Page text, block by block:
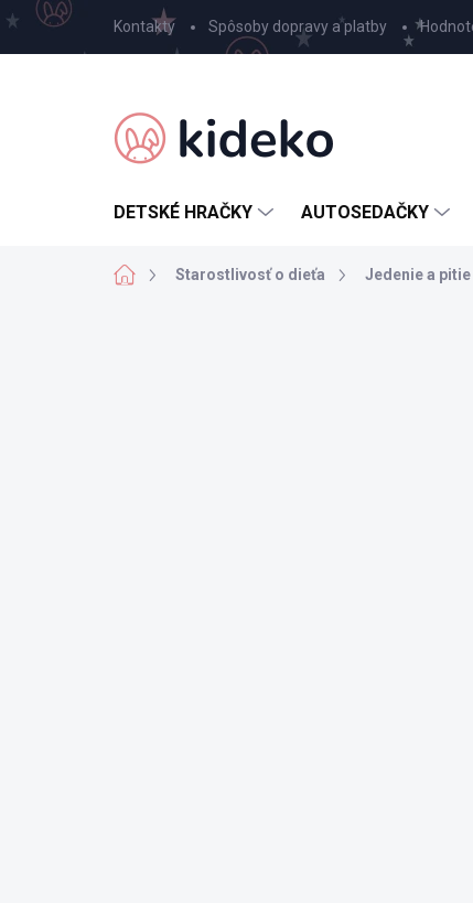
Prejsť
na
obsah
Kontakty Spôsoby dopravy a platby
DETSKÉ HRAČKY AUTOSEDAČKY
DomovStarostlivosť o dieťa Jedenie a pitie